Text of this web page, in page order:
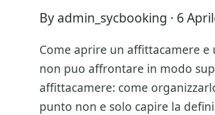
By admin_sycbooking · 6
Come aprire un affittacamere e
non puo affrontare in modo
affittacamere: come
punto non e solo capire la